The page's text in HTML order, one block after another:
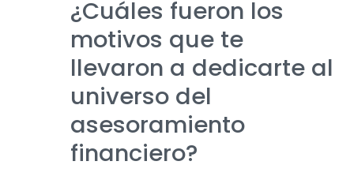
¿Cuáles fueron los
motivos que te
llevaron a dedicarte al
universo del
asesoramiento
financiero?